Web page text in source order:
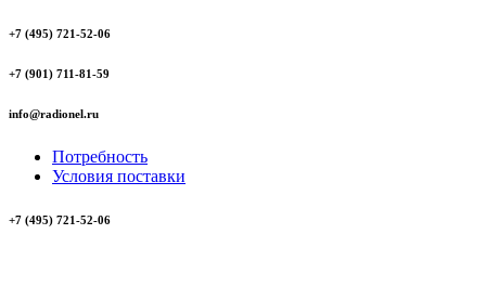
+7 (495) 721-52-06
+7 (901) 711-81-59
info@radionel.ru
Потребность
Условия поставки
+7 (495) 721-52-06